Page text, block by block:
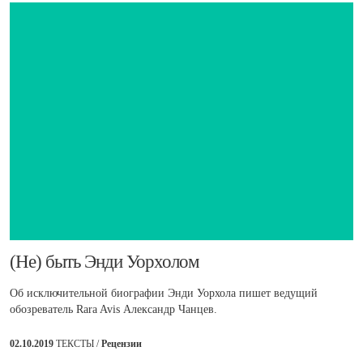
​(Не) быть Энди Уорхолом
Об исключительной биографии Энди Уорхола пишет ведущий
обозреватель Rara Avis Александр Чанцев.
02.10.2019 ТЕКСТЫ /Рецензии